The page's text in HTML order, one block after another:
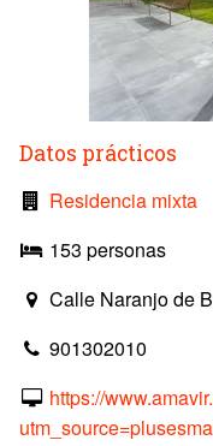
Datos prácticos
Residencia mixta
153 personas
Calle Naranjo de
901302010
https://